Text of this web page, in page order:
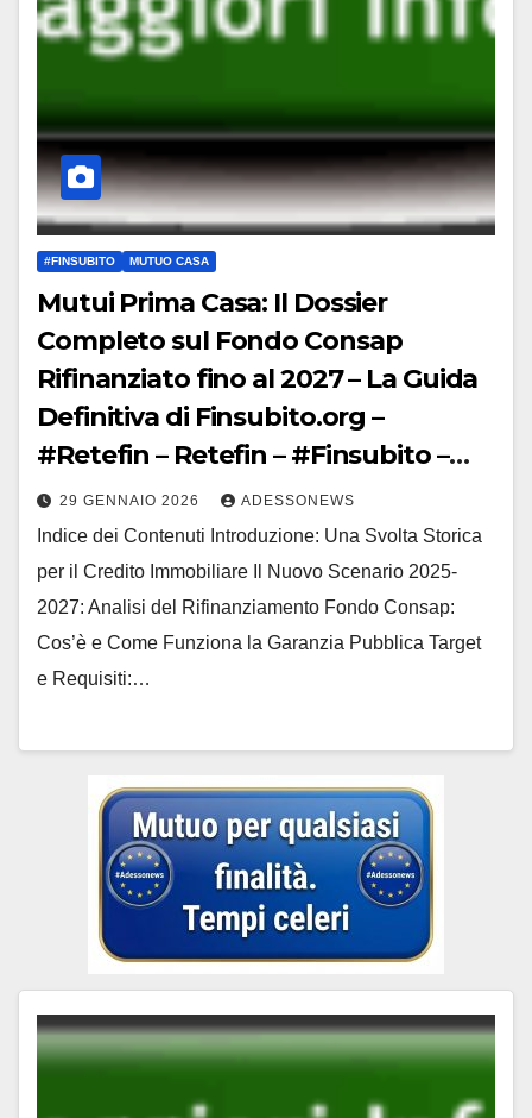
#FINSUBITO MUTUO CASA
Mutui Prima Casa: Il Dossier
Completo sul Fondo Consap
Rifinanziato fino al 2027 – La Guida
Definitiva di Finsubito.org –
#Retefin – Retefin – #Finsubito –
Finsubito – #Adessonews –
#Adessonews – #Finsubito –
Adessonews
29 GENNAIO 2026 ADESSONEWS
Indice dei Contenuti Introduzione: Una Svolta Storica
per il Credito Immobiliare Il Nuovo Scenario 2025-
2027: Analisi del Rifinanziamento Fondo Consap:
Cos’è e Come Funziona la Garanzia Pubblica Target
e Requisiti:…